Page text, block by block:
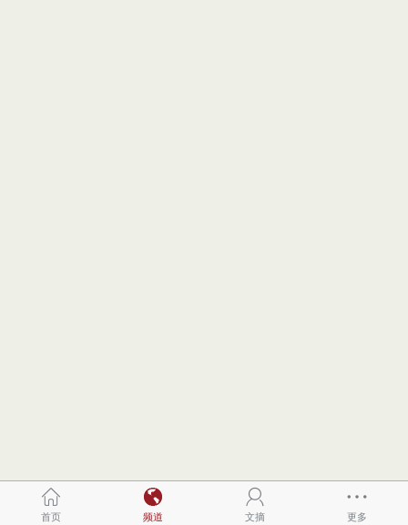
首页 频道 文摘 更多